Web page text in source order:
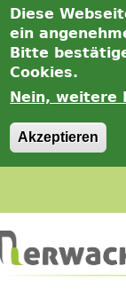
Diese
ein
Bitte
Cookies.
Nein, weitere
Akzeptieren